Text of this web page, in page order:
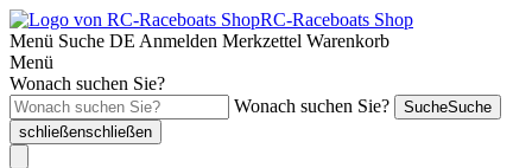
RC-Raceboats Shop
Menü Suche DE Anmelden Merkzettel Warenkorb
Menü
Wonach suchen Sie?
Wonach suchen Sie?
SucheSuche
schließenschließen